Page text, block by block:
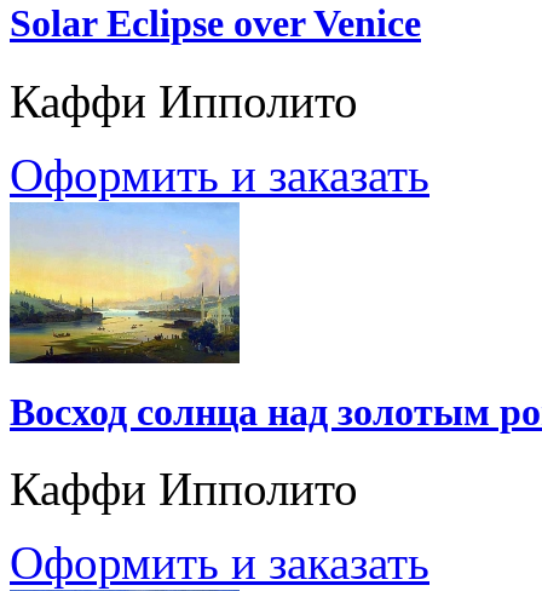
Solar Eclipse over Venice
Каффи Ипполито
Оформить и заказать
Восход солнца над золотым
Каффи Ипполито
Оформить и заказать